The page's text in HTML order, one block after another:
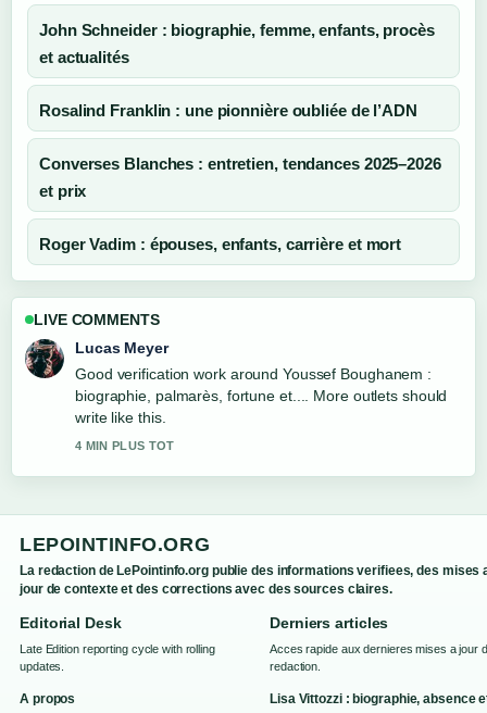
John Schneider : biographie, femme, enfants, procès
et actualités
Rosalind Franklin : une pionnière oubliée de l’ADN
Converses Blanches : entretien, tendances 2025–2026
et prix
Roger Vadim : épouses, enfants, carrière et mort
LIVE COMMENTS
Farah Nordin
Strong breakdown on Lisa Vittozzi : biographie, absence
et palmarès. This is the clearest summary I have seen
today.
6 MIN PLUS TOT
LEPOINTINFO.ORG
La redaction de LePointinfo.org publie des informations verifiees, des mises
jour de contexte et des corrections avec des sources claires.
Editorial Desk
Late Edition reporting cycle with rolling
updates.
A propos
Derniers articles
Acces rapide aux dernieres mises a jour
redaction.
Lisa Vittozzi : biographie, absence